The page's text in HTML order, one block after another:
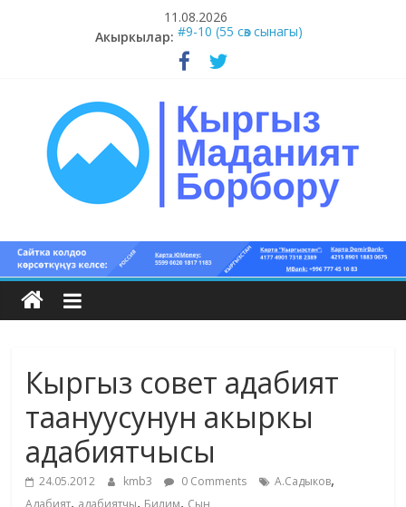
11.08.2026
Акыркылар: #9-10 (55 сөз сынагы)
#5-8 (55 сөз сынагы)
#15-18 (55 сөз сынагы)
#11-12 (55 сөз сынагы)
Кыргыз
маданият
Кыргыз
маданияты
жана
адабияты
Кыргыз совет адабият
таануусунун акыркы
адабиятчысы
24.05.2012 kmb3 0 Comments А.Садыков,
, , ,